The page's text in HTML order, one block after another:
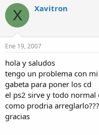
r
a
d
c
i
o
X Xavitron
Ene 19, 2007
hola y saludos
tengo un problema con
gabeta para poner los cd
el ps2 sirve y todo normal
como prodria arreglarlo???
gracias